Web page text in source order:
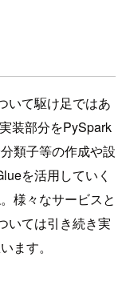
いて駆け足ではあ
装部分をPySpark
類子等の作成や設
を活用していく
様々なサービスと
いては引き続き実
ます。